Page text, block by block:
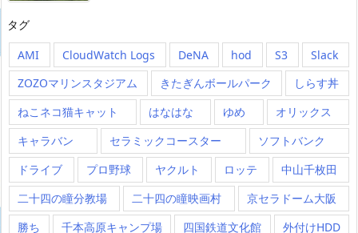
タグ
AMI
CloudWatch Logs DeNA hod S3
Slack
ZOZOマリンスタジアム
きたぎんボールパーク
しらす丼
ねこネコ猫キャット
はなはな ゆめ
オリックス
キャラバン
セラミックコースター
ソフトバンク
ドライブ
プロ野球 ヤクルト ロッテ
中山千枚田
二十四の瞳分教場
二十四の瞳映画村
京セラドーム大阪
勝ち
千本高原キャンプ場 四国鉄道文化館
外付けHDD